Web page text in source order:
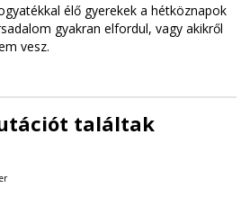
élő gyerekek a hétköznapok
gyakran elfordul, vagy akikről
vesz.
találtak